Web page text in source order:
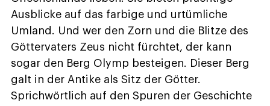
Ausblicke auf das farbige und urtümliche
Umland. Und wer den Zorn und die Blitze des
Göttervaters Zeus nicht fürchtet, der kann
sogar den Berg Olymp besteigen. Dieser Berg
galt in der Antike als Sitz der Götter.
Sprichwörtlich auf den Spuren der Geschichte